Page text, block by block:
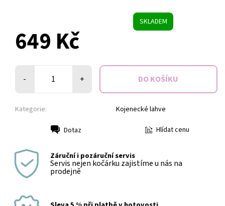
SKLADEM
649 Kč
- +
Kategorie: Kojenecké lahve
Dotaz Hlídat cenu
Záruční i pozáruční servis
Servis nejen kočárku zajistíme u nás na
prodejně